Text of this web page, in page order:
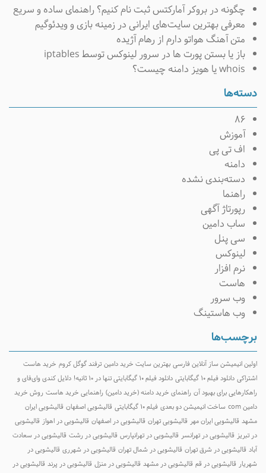
چگونه در بروکر آمارکتس ثبت نام کنیم؟ راهنمای ساده و سریع
معرفی بهترین سایت‌های ایرانی در زمینه بازی و ویدئوگیم
متن آهنگ هواتو دارم از رهام آژیده
باز یا بستن پورت ها در سرور لینوکس توسط iptables
whois یا هویز دامنه چیست؟
دسته‌ها
۸۶
آموزش
اف تی پی
دامنه
دسته‌بندی نشده
راهنما
رپورتاژ آگهی
ساب دامین
سی پنل
لینوکس
نرم افزار
هاست
وب سرور
وب هاستینگ
برچسب‌ها
اولین انیمیشن ساز آنلاین فارسی بهترین سایت خرید دامین ترفند گوگل کروم خرید هاست
اشتراکی دانلود فیلم ۱۰ گیگابایتی دانلود فیلم ۱۰ گیگابایتی تنها در ۱۰ ثانیه!
دلایل کندی وای‌فای و
راهکارهایی برای بهبود آن راهنمای خرید دامنه (خرید دامین) راهنمایی خرید هاست روش خرید
دامین com
ساخت انیمیشن دو بعدی فیلم ۱۰ گیگابایتی قالیشویی اصفهان قالیشویی ایران
مشهد قالیشویی ایران مهر قالیشویی تهران قالیشویی در اصفهان قالیشویی در اهواز قالیشویی
در تبریز قالیشویی در تهرانسر قالیشویی در تهرانپارس قالیشویی در رشت قالیشویی در سعادت
قالیشویی در شرق تهران قالیشویی در شمال تهران قالیشویی در شهرری قالیشویی در
شهریار قالیشویی در قم قالیشویی در مشهد قالیشویی در منزل قالیشویی در پرند قالیشویی در